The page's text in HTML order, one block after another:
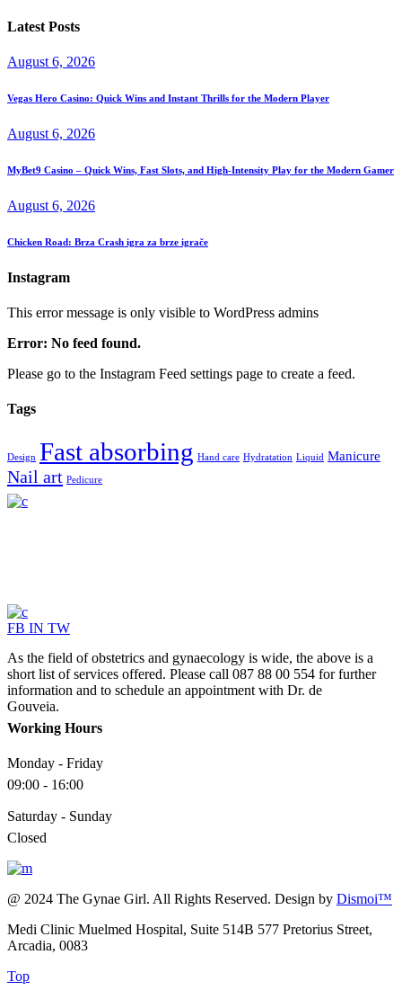
Latest Posts
August 6, 2026
Vegas Hero Casino: Quick Wins and Instant Thrills for the Modern Player
August 6, 2026
MyBet9 Casino – Quick Wins, Fast Slots, and High‑Intensity Play for the Modern Gamer
August 6, 2026
Chicken Road: Brza Crash igra za brze igrače
Instagram
This error message is only visible to WordPress admins
Error: No feed found.
Please go to the Instagram Feed settings page to create a feed.
Tags
Design Fast absorbing Hand care Hydratation Liquid Manicure
Nail art Pedicure
FB IN TW
As the field of obstetrics and gynaecology is wide, the above is a
short list of services offered. Please call 087 88 00 554 for further
information and to schedule an appointment with Dr. de
Gouveia.
Working Hours
Monday - Friday
09:00 - 16:00
Saturday - Sunday
Closed
@ 2024 The Gynae Girl. All Rights Reserved. Design by Dismoi™
Medi Clinic Muelmed Hospital, Suite 514B 577 Pretorius Street,
Arcadia, 0083
Top